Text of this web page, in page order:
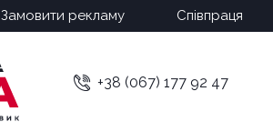
Замовити рекламу Співпраця
+38 (067) 177 92 47